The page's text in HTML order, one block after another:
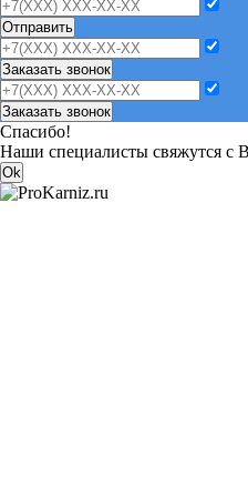
Отправить
Заказать звонок
Заказать звонок
Спасибо!
Наши специалисты свяжутся с
Ok